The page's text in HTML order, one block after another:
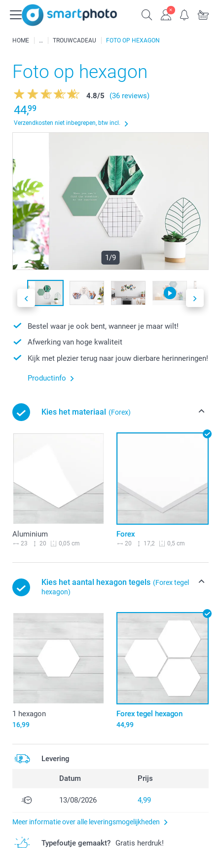
HOME TROUWCADEAU FOTO OP HEXAGON
Foto op hexagon
4.8/5 (36 reviews)
44,99
Verzendkosten niet inbegrepen, btw incl.
1/9
Bestel waar je ook bent, wanneer je maar wilt!
Afwerking van hoge kwaliteit
Kijk met plezier terug naar jouw dierbare herinneringen!
Productinfo
Kies het materiaal (Forex)
Aluminium
23 20 0,05 cm
Forex
20 17,2 0,5 cm
Kies het aantal hexagon tegels (Forex tegel
hexagon)
1 hexagon
16,99
Forex tegel hexagon
44,99
Levering
Datum Prijs
13/08/2026 4,99
Meer informatie over alle leveringsmogelijkheden
Typefoutje gemaakt? Gratis herdruk!